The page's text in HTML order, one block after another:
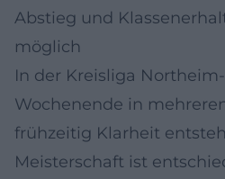
Abstieg und
möglich
In der Kreisliga
Wochenende in
frühzeitig Klarheit
Meisterschaft ist